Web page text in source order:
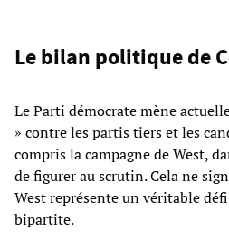
Le bilan politique de
Le Parti démocrate mène
» contre les partis tiers et les
compris la campagne de West,
de figurer au scrutin. Cela ne
West représente un véritable
bipartite.